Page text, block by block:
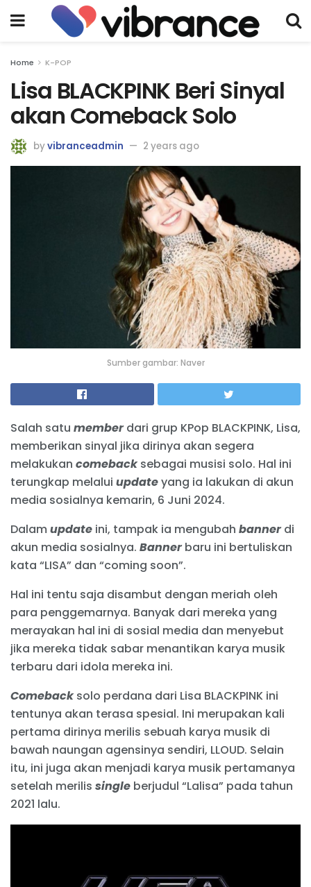
Home K-POP
Lisa BLACKPINK Beri Sinyal
akan Comeback Solo
byvibranceadmin 2 years ago
Sumber gambar: Naver
Salah satu memberdari grup KPop BLACKPINK, Lisa,
memberikan sinyal jika dirinya akan segera
melakukan comebacksebagai musisi solo. Hal ini
terungkap melalui updateyang ia lakukan di akun
media sosialnya kemarin, 6 Juni 2024.
Dalamupdate ini, tampak ia mengubah bannerdi
akun media sosialnya. Bannerbaru ini bertuliskan
kata “LISA” dan “coming soon”.
Hal ini tentu saja disambut dengan meriah oleh
para penggemarnya. Banyak dari mereka yang
merayakan hal ini di sosial media dan menyebut
jika mereka tidak sabar menantikan karya musik
terbaru dari idola mereka ini.
Comebacksolo perdana dari Lisa BLACKPINK ini
tentunya akan terasa spesial. Ini merupakan kali
pertama dirinya merilis sebuah karya musik di
bawah naungan agensinya sendiri, LLOUD. Selain
itu, ini juga akan menjadi karya musik pertamanya
setelah merilis single berjudul “Lalisa” pada tahun
2021 lalu.